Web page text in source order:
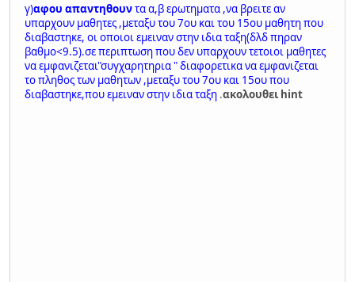
γ)αφου απαντηθουντα α,β ερωτηματα ,να βρειτε αν
υπαρχουν μαθητες ,μεταξυ του 7ου και του 15ου μαθητη που
διαβαστηκε, οι οποιοι εμειναν στην ιδια ταξη(δλδ πηραν
βαθμο<9.5).σε περιπτωση που δεν υπαρχουν τετοιοι μαθητες
να εμφανιζεται"συγχαρητηρια " διαφορετικα να εμφανιζεται
το πληθος των μαθητων ,μεταξυ του 7ου και 15ου που
διαβαστηκε,που εμειναν στην ιδια ταξη .ακολουθει hint